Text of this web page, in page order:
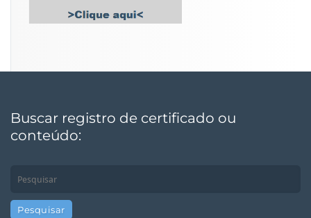
Buscar registro de certificado ou
conteúdo: